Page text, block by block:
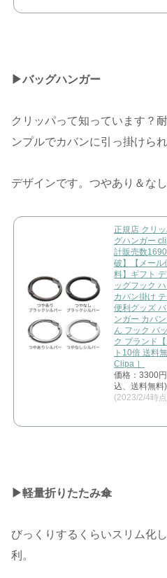
▶︎バッグハンガー
クリッパって知っています？
ンプルでカバンに引っ掛けら
デザインです。つやあり＆な
正規店 クリ
グハンガー
計販売数
破】【メール
料】ギフト
ッグフック
カバン掛け
便利グッズ
ンガー カバ
ん フック バ
ク ブランド
ト10倍 送料
Clipa ］
価格：3300
込、送料無料)
(2023/2/4時
▶︎軽量折りたたみ傘
びっくりするくらいスリム化
利。